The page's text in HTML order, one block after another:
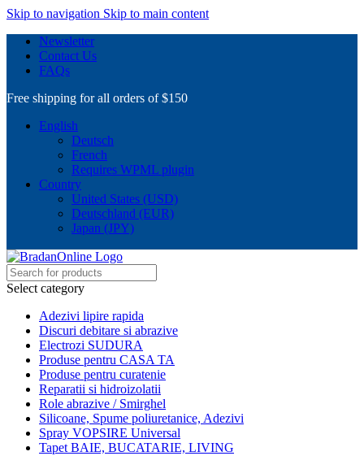
Skip to navigation Skip to main content
Newsletter
Contact Us
FAQs
Free shipping for all orders of $150
English
Deutsch
French
Requires WPML plugin
Country
United States (USD)
Deutschland (EUR)
Japan (JPY)
Select category
Adezivi lipire rapida
Discuri debitare si abrazive
Electrozi SUDURA
Produse pentru CASA TA
Produse pentru curatenie
Reparatii si hidroizolatii
Role abrazive / Smirghel
Silicoane, Spume poliuretanice, Adezivi
Spray VOPSIRE Universal
Tapet BAIE, BUCATARIE, LIVING